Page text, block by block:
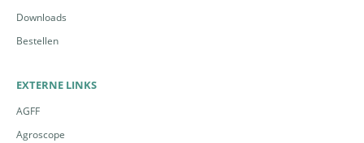
Downloads
Bestellen
EXTERNE LINKS
AGFF
Agroscope